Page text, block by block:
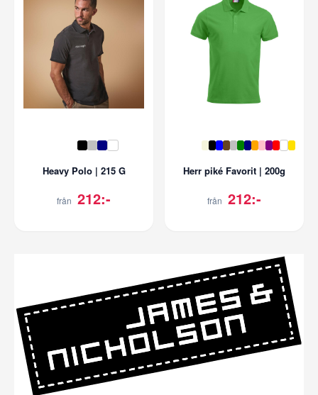
Heavy Polo | 215 G
från 212:-
Herr piké Favorit | 200g
från 212:-